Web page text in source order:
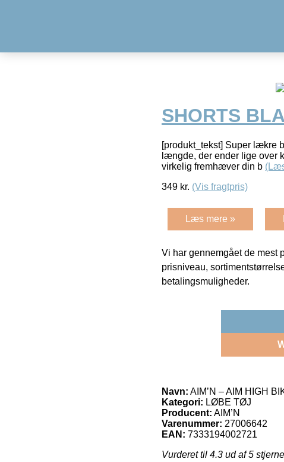
SHORTS
[produkt_tekst] Super lækre
længde, der ender lige over
virkelig fremhæver din b
349 kr. (Vis fragtpris)
Læs mere »
Vi har gennemgået de mest
prisniveau,
betalingsmuligheder.
Navn: AIM’N – AIM HIGH
Kategori: LØBE TØJ
Producent: AIM’N
Varenummer: 27006642
EAN: 7333194002721
Vurderet til 4.3 ud af 5